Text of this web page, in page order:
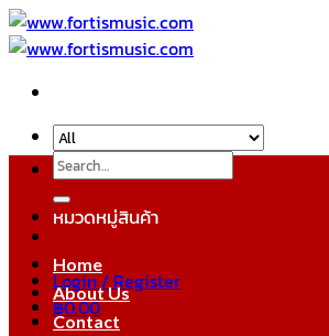
Skip
to
Search
for:
Login / Register
฿0.00
หมวดหมู่สินค้า
Home
About Us
Contact